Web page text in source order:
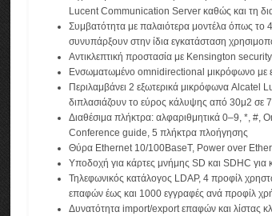
Lucent Communication Server καθώς και τη
Συμβατότητα με παλαιότερα μοντέλα όπως
συνυπάρξουν στην ίδια εγκατάσταση
Αντικλεπτική προστασία με Kensington
Ενσωματωμένο omnidirectional μικρόφωνο με
Περιλαμβάνει 2 εξωτερικά μικρόφωνα
διπλασιάζουν το εύρος κάλυψης από 30μ2 σε
Διαθέσιμα πλήκτρα: αλφαριθμητικά 0–9, *,
Conference guide, 5 πλήκτρα πλοήγησης
Θύρα Ethernet 10/100BaseT, Power over
Υποδοχή για κάρτες μνήμης SD και SDHC
Τηλεφωνικός κατάλογος LDAP, 4 προφίλ
επαφών έως και 1000 εγγραφές ανά προφίλ
Δυνατότητα import/export επαφών και λίστας